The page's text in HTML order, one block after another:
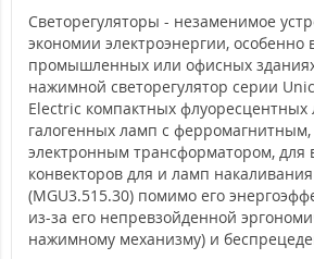
Светорегуляторы - незаменимое
экономии электроэнергии, особенно
промышленных или офисных
нажимной светорегулятор серии
Electric компактных флуоресцентных
галогенных ламп с
электронным трансформатором, для
конвекторов для и ламп
(MGU3.515.30) помимо его
из-за его непревзойденной
нажимному механизму) и